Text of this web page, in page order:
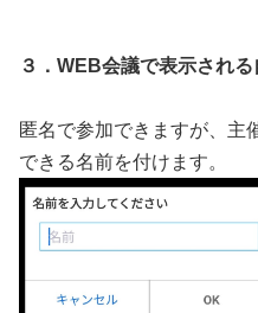
３．WEB会議で表示される
匿名で参加できますが、主
できる名前を付けます。